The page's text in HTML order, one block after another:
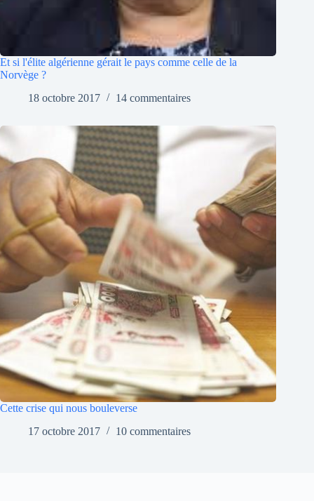
Et si l'élite algérienne gérait le pays comme celle de la
Norvège ?
18 octobre 2017
14 commentaires
Cette crise qui nous bouleverse
17 octobre 2017
10 commentaires